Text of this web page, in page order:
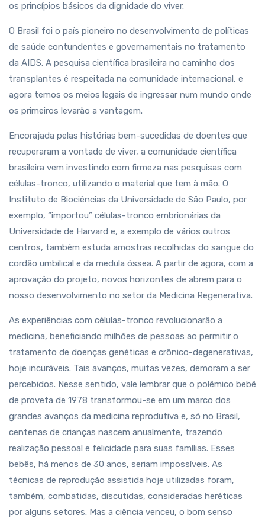
os princípios básicos da dignidade do viver.
O Brasil foi o país pioneiro no desenvolvimento de políticas
de saúde contundentes e governamentais no tratamento
da AIDS. A pesquisa científica brasileira no caminho dos
transplantes é respeitada na comunidade internacional, e
agora temos os meios legais de ingressar num mundo onde
os primeiros levarão a vantagem.
Encorajada pelas histórias bem-sucedidas de doentes que
recuperaram a vontade de viver, a comunidade científica
brasileira vem investindo com firmeza nas pesquisas com
células-tronco, utilizando o material que tem à mão. O
Instituto de Biociências da Universidade de São Paulo, por
exemplo, “importou” células-tronco embrionárias da
Universidade de Harvard e, a exemplo de vários outros
centros, também estuda amostras recolhidas do sangue do
cordão umbilical e da medula óssea. A partir de agora, com a
aprovação do projeto, novos horizontes de abrem para o
nosso desenvolvimento no setor da Medicina Regenerativa.
As experiências com células-tronco revolucionarão a
medicina, beneficiando milhões de pessoas ao permitir o
tratamento de doenças genéticas e crônico-degenerativas,
hoje incuráveis. Tais avanços, muitas vezes, demoram a ser
percebidos. Nesse sentido, vale lembrar que o polêmico bebê
de proveta de 1978 transformou-se em um marco dos
grandes avanços da medicina reprodutiva e, só no Brasil,
centenas de crianças nascem anualmente, trazendo
realização pessoal e felicidade para suas famílias. Esses
bebês, há menos de 30 anos, seriam impossíveis. As
técnicas de reprodução assistida hoje utilizadas foram,
também, combatidas, discutidas, consideradas heréticas
por alguns setores. Mas a ciência venceu, o bom senso